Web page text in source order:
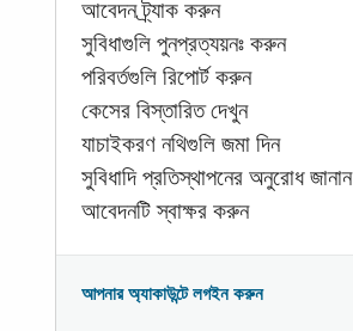
আবেদন ট্র্যাক করুন
সুবিধাগুলি পুনপ্রত্যয়নঃ করুন
পরিবর্তগুলি রিপোর্ট করুন
কেসের বিস্তারিত দেখুন
যাচাইকরণ নথিগুলি জমা দিন
সুবিধাদি প্রতিস্থাপনের অনুরোধ জানান
আবেদনটি স্বাক্ষর করুন
আপনার অ্যাকাউন্টে লগইন করুন